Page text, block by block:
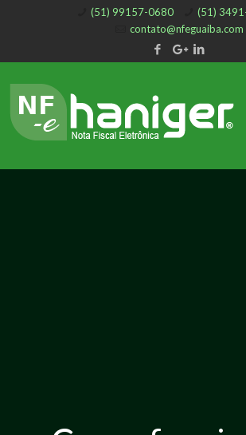
(51) 99157-0680
(51)
contato@nfeguaiba.com